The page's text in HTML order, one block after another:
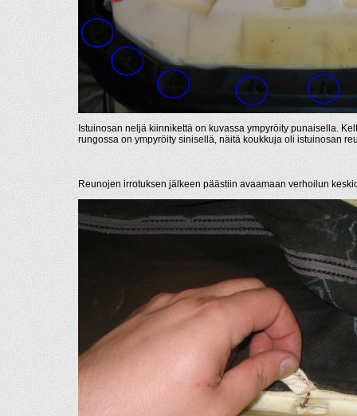
Istuinosan neljä kiinnikettä on kuvassa ympyröity punaisella.
rungossa on ympyröity sinisellä, näitä koukkuja oli istuinosan
Reunojen irrotuksen jälkeen päästiin avaamaan verhoilun